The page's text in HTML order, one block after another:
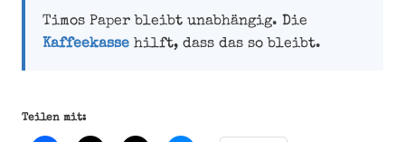
Timos Paper bleibt unabhängig. Die
Kaffeekassehilft, dass das so bleibt.
Teilen mit: